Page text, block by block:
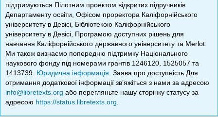
підтримуються Пілотним проектом відкритих підручників
Департаменту освіти, Офісом проректора Каліфорнійського
університету в Девісі, Бібліотекою Каліфорнійського
університету в Девісі, Програмою доступних рішень для
навчання Каліфорнійського державного університету та Merlot.
Ми також визнаємо попередню підтримку Національного
наукового фонду під номерами грантів 1246120, 1525057 та
1413739. Юридична інформація . Заява про доступність Для
отримання додаткової інформації зв’яжіться з нами за адресою
info@libretexts.org або перегляньте нашу сторінку статусу за
адресою https://status.libretexts.org